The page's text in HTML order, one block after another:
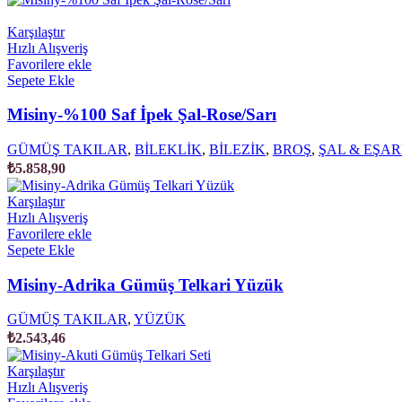
Karşılaştır
Hızlı Alışveriş
Favorilere ekle
Sepete Ekle
Misiny-%100 Saf İpek Şal-Rose/Sarı
GÜMÜŞ TAKILAR, BİLEKLİK, BİLEZİK, BROŞ, ŞAL &
₺5.858,90
Karşılaştır
Hızlı Alışveriş
Favorilere ekle
Sepete Ekle
Misiny-Adrika Gümüş Telkari Yüzük
GÜMÜŞ TAKILAR, YÜZÜK
₺2.543,46
Karşılaştır
Hızlı Alışveriş